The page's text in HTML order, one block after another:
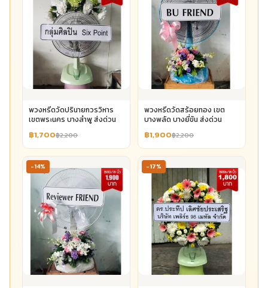
พวงหรีดวัดปรินายกวรวิหาร
เขตพระนคร บางลำพู ส่งด่วน
฿1,700฿2,200
พวงหรีดวัดสร้อยทอง เขต
บางพลัด บางยี่ขัน ส่งด่วน
฿1,900฿2,200
-14% -17%